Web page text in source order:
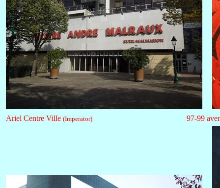
Ariel Centre Ville (Imperator) 97-99